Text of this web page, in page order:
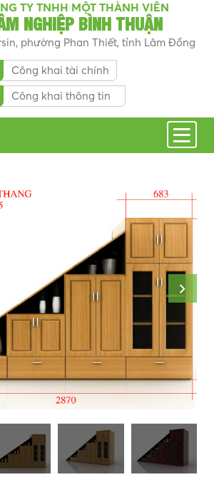
TY TNHH MỘT THÀNH VIÊN
NGHIỆP BÌNH THUẬN
phường Phan Thiết, tỉnh Lâm Đồng
Công khai tài chính
Công khai thông tin